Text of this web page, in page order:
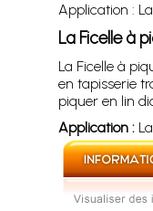
Application :
La Ficelle à
La Ficelle à
en tapisserie
piquer en lin
Application :La